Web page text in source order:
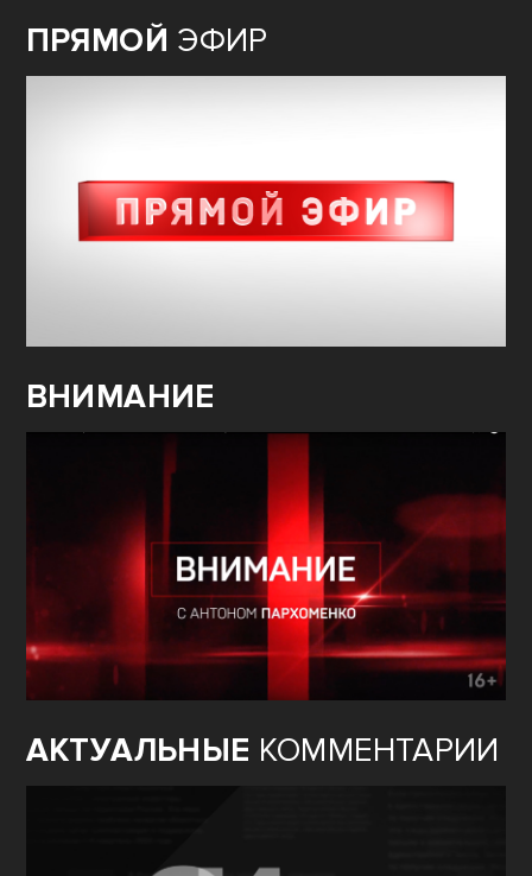
ПРЯМОЙ ЭФИР
ВНИМАНИЕ
АКТУАЛЬНЫЕ КОММЕНТАРИИ